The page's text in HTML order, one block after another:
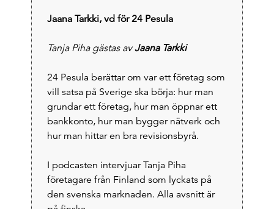
Jaana Tarkki, vd för 24 Pesula
Tanja Piha gästas avJaana Tarkki
24 Pesula berättar om var ett företag som
vill satsa på Sverige ska börja: hur man
grundar ett företag, hur man öppnar ett
bankkonto, hur man bygger nätverk och
hur man hittar en bra revisionsbyrå.
I podcasten intervjuar Tanja Piha
företagare från Finland som lyckats på
den svenska marknaden. Alla avsnitt är